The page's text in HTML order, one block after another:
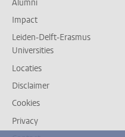
Alumni
Impact
Leiden-Delft-Erasmus
Universities
Locaties
Disclaimer
Cookies
Privacy